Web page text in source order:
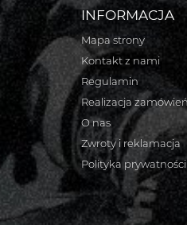
INFORMACJA
Mapa strony
Kontakt z nami
Regulamin
Realizacja zamówień
O nas
Zwroty i reklamacja
Polityka prywatności